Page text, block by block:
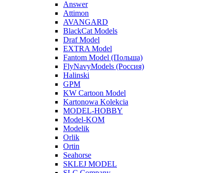
Answer
Attimon
AVANGARD
BlackCat Models
Draf Model
EXTRA Model
Fantom Model (Польша)
FlyNavyModels (Россия)
Halinski
GPM
KW Cartoon Model
Kartonowa Kolekcia
MODEL-HOBBY
Model-KOM
Modelik
Orlik
Ortin
Seahorse
SKLEJ MODEL